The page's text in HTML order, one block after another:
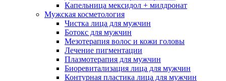
Капельница мексидол + милдронат
Мужская косметология
Чистка лица для мужчин
Ботокс для мужчин
Мезотерапия волос и кожи головы
Лечение пигментации
Плазмотерапия для мужчин
Биоревитализация лица для мужчин
Контурная пластика лица для мужчин